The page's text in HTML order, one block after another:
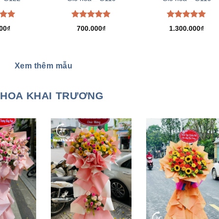
₫
Được xếp
hạng5.00
700.000₫
Được xếp
hạng5.00
1.300.000₫
Xem thêm mẫu
HOA KHAI TRƯƠNG